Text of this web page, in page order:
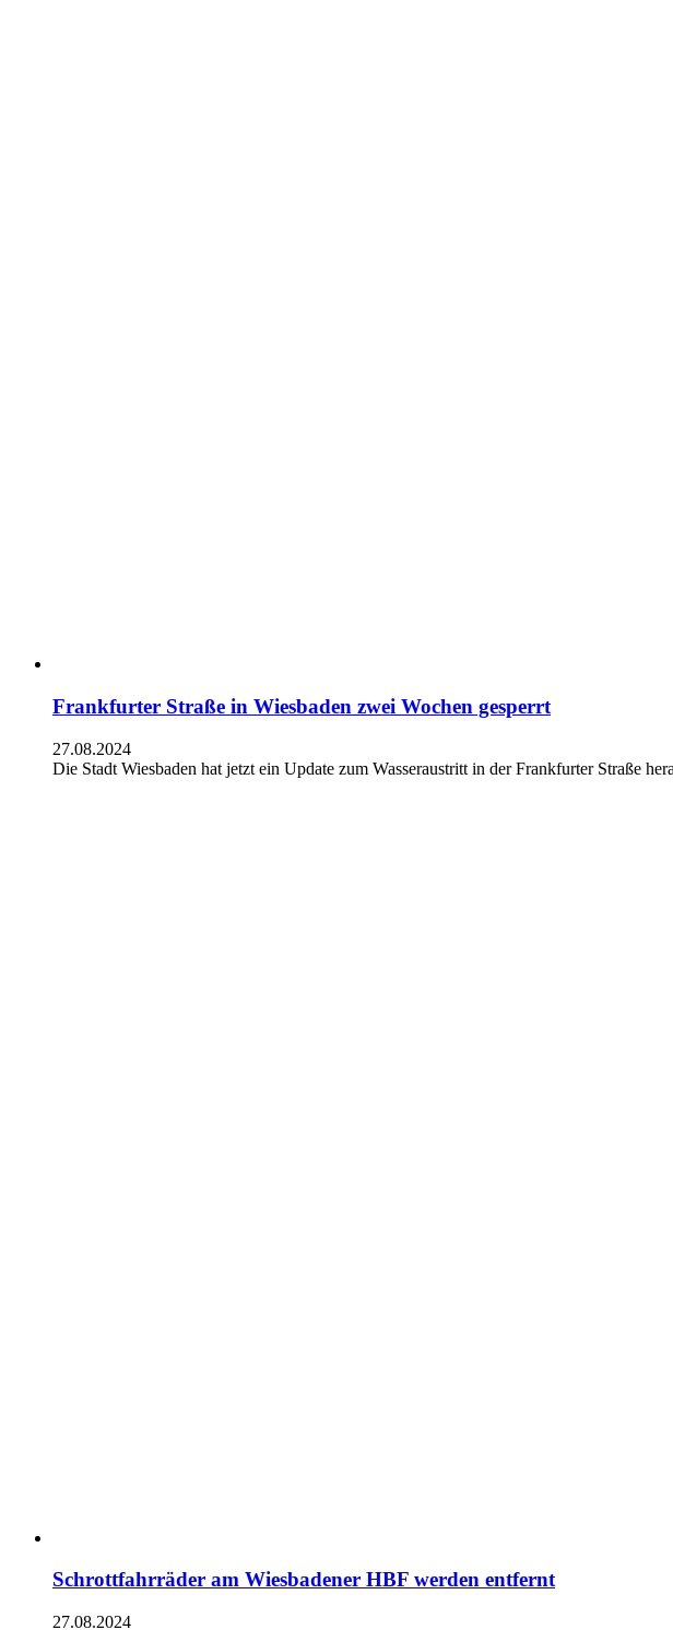
Frankfurter Straße in Wiesbaden zwei Wochen gesperrt
27.08.2024
Die Stadt Wiesbaden hat jetzt ein Update zum Wasseraustritt in der Frankfurter Straße
Schrottfahrräder am Wiesbadener HBF werden entfernt
27.08.2024